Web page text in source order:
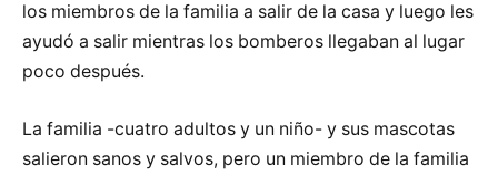
los miembros de la familia a salir de la casa y luego les
ayudó a salir mientras los bomberos llegaban al lugar
poco después.
La familia -cuatro adultos y un niño- y sus mascotas
salieron sanos y salvos, pero un miembro de la familia